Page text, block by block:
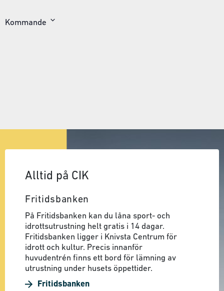
Kommande
Alltid på CIK
Fritidsbanken
På Fritidsbanken kan du låna sport- och
idrottsutrustning helt gratis i 14 dagar.
Fritidsbanken ligger i Knivsta Centrum för
idrott och kultur. Precis innanför
huvudentrén finns ett bord för lämning av
utrustning under husets öppettider.
Fritidsbanken